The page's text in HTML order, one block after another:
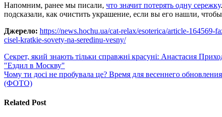
Напомним, ранее мы писали, что значит потерять одну сережку
подсказали, как очистить украшение, если вы его нашли,
Джерело: https://news.hochu.ua/cat-relax/esoterica/article-
cisel-kratkie-sovety-na-seredinu-vesny/
Навигация
по
записям
Секрет, який знають тільки справжні красуні: Анастасия
"Ездил в Москву"
Чому ти досі не пробувала це? Время для весеннего
(ФОТО)
Related Post